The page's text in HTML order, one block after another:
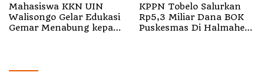
Mahasiswa KKN UIN
Walisongo Gelar Edukasi
Gemar Menabung kepada
KPPN Tobelo Salurkan
Rp5,3 Miliar Dana BOK
Puskesmas Di Halmahera